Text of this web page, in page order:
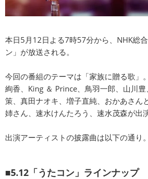
本日5月12日よる7時57分から、NHK総
ン」が放送される。
今回の番組のテーマは「家族に贈る歌」
絢香、King ＆ Prince、鳥羽一郎、山川
策、真田ナオキ、増子直純、おかあさん
姉さん、速水けんたろう、速水茂森が出
出演アーティストの披露曲は以下の通り。
■5.12「うたコン」ラインナップ